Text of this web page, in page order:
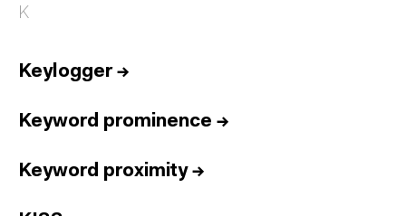
K
Keylogger→
Keyword prominence →
Keyword proximity→